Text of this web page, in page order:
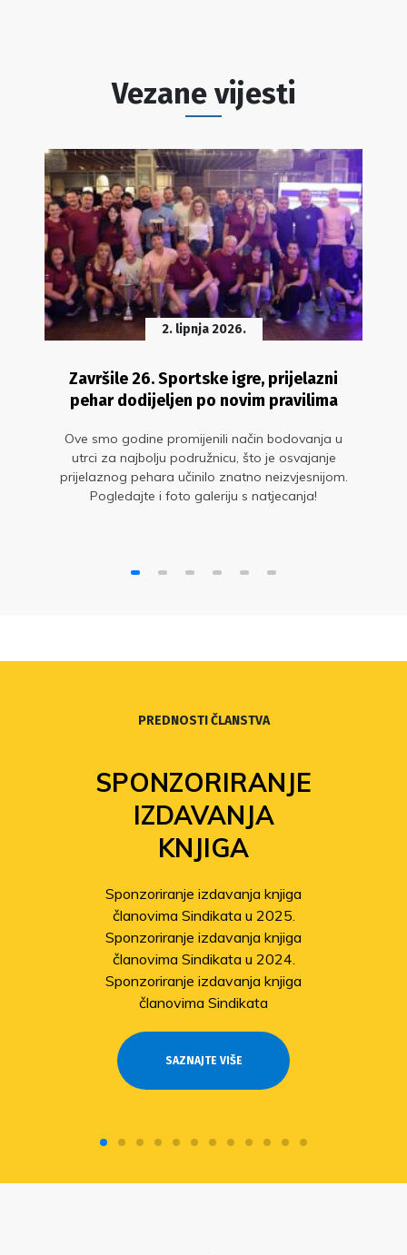
Vezane vijesti
2. lipnja 2026.
Završile 26. Sportske igre, prijelazni
pehar dodijeljen po novim pravilima
Ove smo godine promijenili način bodovanja u
utrci za najbolju podružnicu, što je osvajanje
prijelaznog pehara učinilo znatno neizvjesnijom.
Pogledajte i foto galeriju s natjecanja!
PREDNOSTI ČLANSTVA
SPONZORIRANJE
IZDAVANJA
KNJIGA
Sponzoriranje izdavanja knjiga
članovima Sindikata u 2025.
Sponzoriranje izdavanja knjiga
članovima Sindikata u 2024.
Sponzoriranje izdavanja knjiga
članovima Sindikata
SAZNAJTE VIŠE